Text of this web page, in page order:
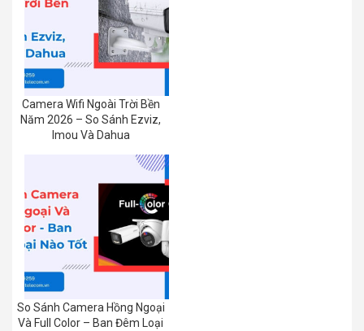
Camera Wifi Ngoài Trời Bền
Năm 2026 – So Sánh Ezviz,
Imou Và Dahua
So Sánh Camera Hồng Ngoại
Và Full Color – Ban Đêm Loại